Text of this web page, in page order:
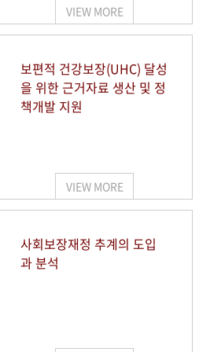
VIEW MORE
보편적 건강보장(UHC) 달성
을 위한 근거자료 생산 및 정
책개발 지원
VIEW MORE
사회보장재정 추계의 도입
과 분석